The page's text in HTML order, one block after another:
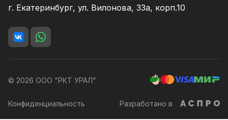
г. Екатеринбург, ул. Вилонова, 33а, корп.10
© 2026 ООО "РКТ УРАЛ"
Конфиденциальность Разработано в